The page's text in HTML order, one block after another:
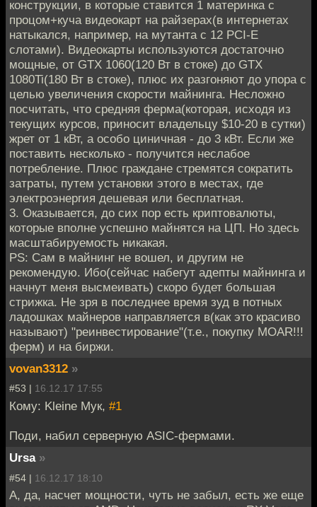
конструкции, в которые ставится 1 материнка с
процом+куча видеокарт на райзерах(в интернетах
натыкался, например, на мутанта с 12 PCI-E
слотами). Видеокарты используются достаточно
мощные, от GTX 1060(120 Вт в стоке) до GTX
1080Ti(180 Вт в стоке), плюс их разгоняют до упора с
целью увеличения скорости майнинга. Несложно
посчитать, что средняя ферма(которая, исходя из
текущих курсов, приносит владельцу $10-20 в сутки)
жрет от 1 кВт, а особо циничная - до 3 кВт. Если же
поставить несколько - получится неслабое
потребление. Плюс граждане стремятся сократить
затраты, путем установки этого в местах, где
электроэнергия дешевая или бесплатная.
3. Оказывается, до сих пор есть криптовалюты,
которые вполне успешно майнятся на ЦП. Но здесь
масштабируемость никакая.
PS: Сам в майнинг не вошел, и другим не
рекомендую. Ибо(сейчас набегут адепты майнинга и
начнут меня высмеивать) скоро будет большая
стрижка. Не зря в последнее время зуд в потных
ладошках майнеров направляется в(как это красиво
называют) "реинвестирование"(т.е., покупку MOAR!!!
ферм) и на биржи.
vovan3312 »
#53 | 16.12.17 17:55
Кому: Kleine Мук, #1
Поди, набил серверную ASIC-фермами.
Ursa »
#54 | 16.12.17 18:10
А, да, насчет мощности, чуть не забыл, есть же еще